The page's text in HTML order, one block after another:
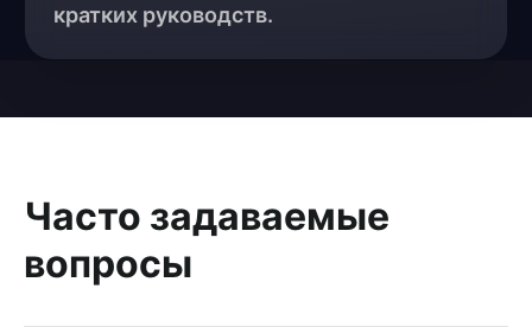
кратких руководств.
Часто задаваемые
вопросы